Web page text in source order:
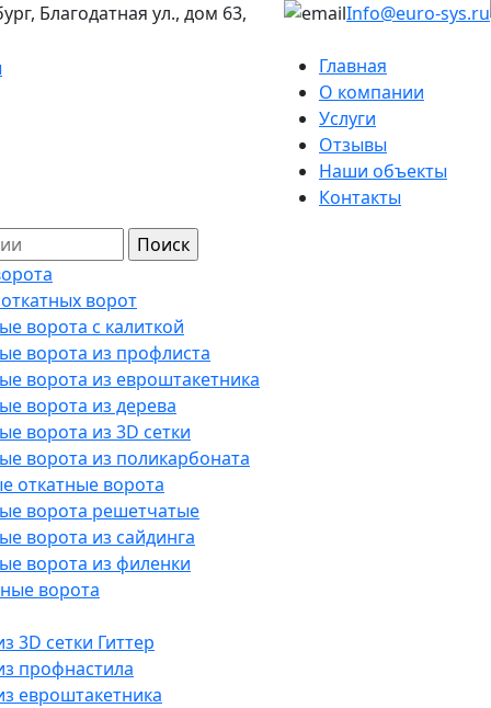
Благодатная ул., дом 63,
Info@euro-sys.ru
Главная
О компании
Услуги
Отзывы
Наши объекты
Контакты
ворот
ворота с калиткой
ворота из профлиста
ворота из евроштакетника
ворота из дерева
ворота из 3D сетки
ворота из поликарбоната
откатные ворота
ворота решетчатые
ворота из сайдинга
ворота из филенки
ворота
3D сетки Гиттер
профнастила
евроштакетника